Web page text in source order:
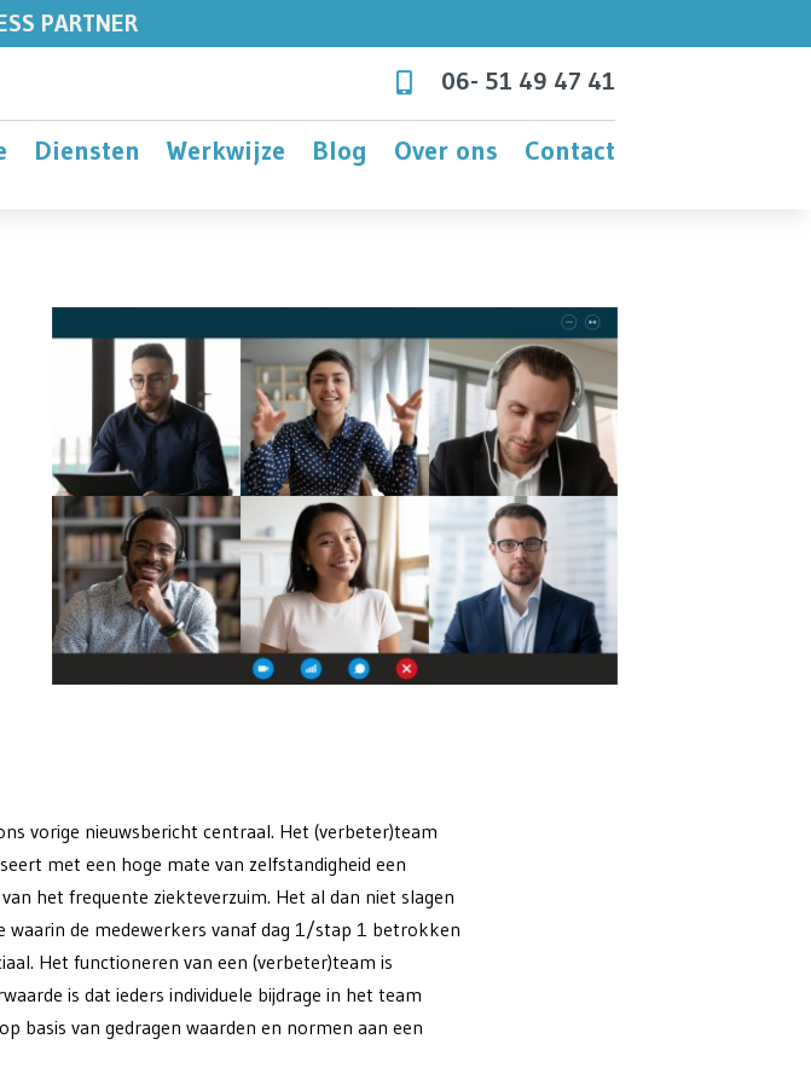
PARTNER
 06- 51 49 47 41
Diensten Werkwijze Blog Over ons Contact
vorige nieuwsbericht centraal. Het (verbeter)team
met een hoge mate van zelfstandigheid een
het frequente ziekteverzuim. Het al dan niet slagen
waarin de medewerkers vanaf dag 1/stap 1 betrokken
Het functioneren van een (verbeter)team is
is dat ieders individuele bijdrage in het team
basis van gedragen waarden en normen aan een